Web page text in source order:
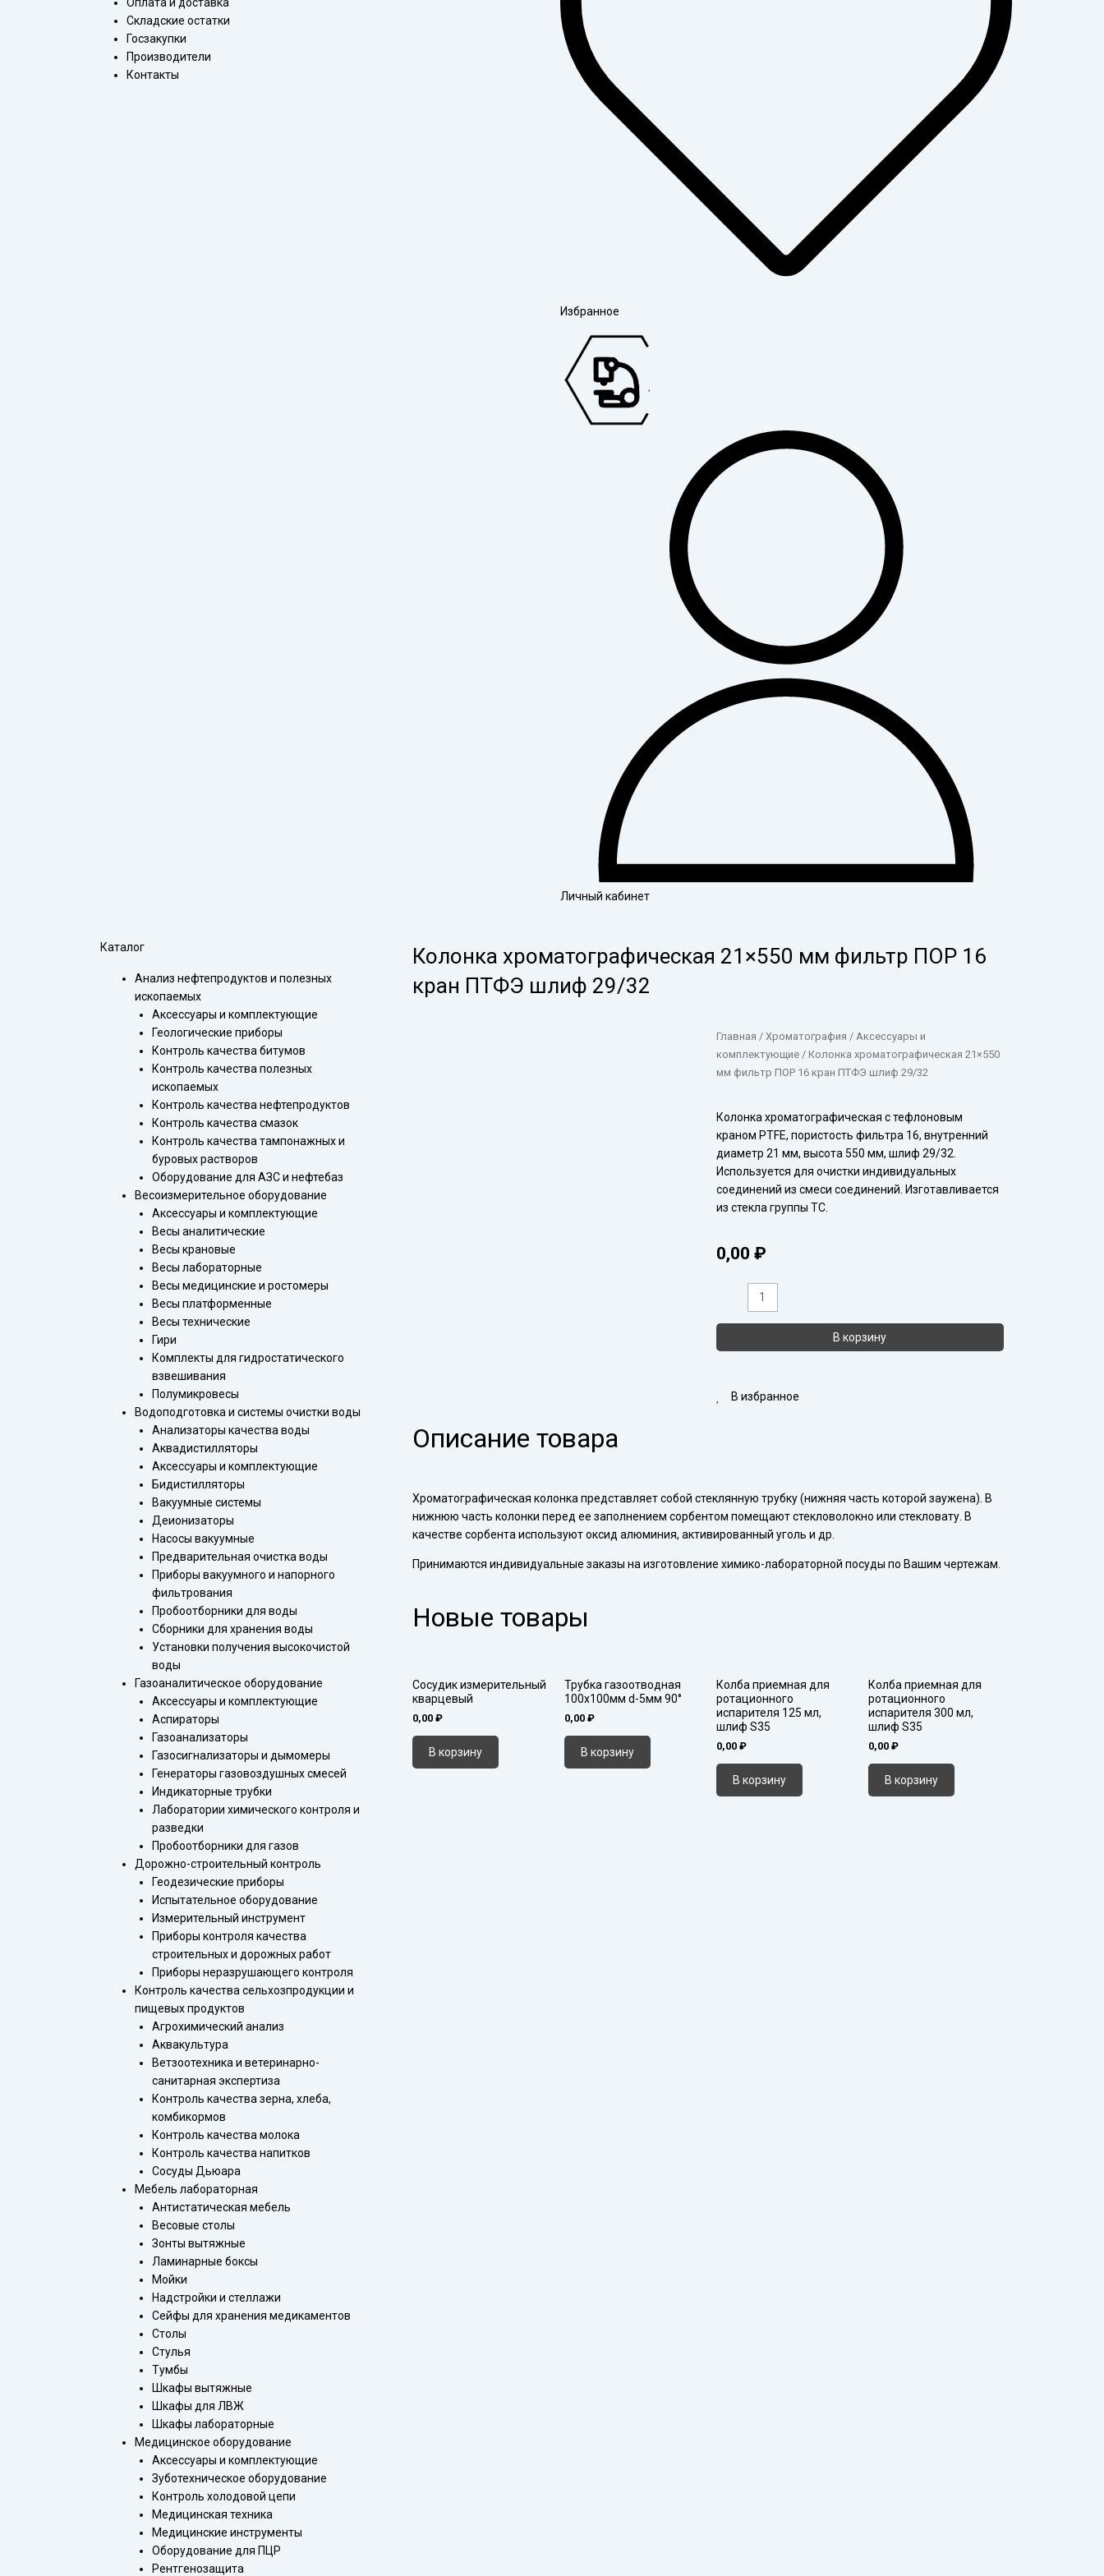
Складские остатки
Госзакупки
Производители
Контакты
Избранное
Личный кабинет
Каталог
Анализ нефтепродуктов и полезных
ископаемых
Аксессуары и комплектующие
Геологические приборы
Контроль качества битумов
Контроль качества полезных
ископаемых
Контроль качества нефтепродуктов
Контроль качества смазок
Контроль качества тампонажных и
буровых растворов
Оборудование для АЗС и нефтебаз
Весоизмерительное оборудование
Аксессуары и комплектующие
Весы аналитические
Весы крановые
Весы лабораторные
Весы медицинские и ростомеры
Весы платформенные
Весы технические
Гири
Комплекты для гидростатического
взвешивания
Полумикровесы
Водоподготовка и системы очистки воды
Анализаторы качества воды
Аквадистилляторы
Аксессуары и комплектующие
Бидистилляторы
Вакуумные системы
Деионизаторы
Насосы вакуумные
Предварительная очистка воды
Приборы вакуумного и напорного
фильтрования
Пробоотборники для воды
Сборники для хранения воды
Установки получения высокочистой
воды
Газоаналитическое оборудование
Аксессуары и комплектующие
Аспираторы
Газоанализаторы
Газосигнализаторы и дымомеры
Генераторы газовоздушных смесей
Индикаторные трубки
Лаборатории химического контроля и
разведки
Пробоотборники для газов
Дорожно-строительный контроль
Геодезические приборы
Испытательное оборудование
Измерительный инструмент
Приборы контроля качества
строительных и дорожных работ
Приборы неразрушающего контроля
Контроль качества сельхозпродукции и
пищевых продуктов
Агрохимический анализ
Аквакультура
Ветзоотехника и ветеринарно-
санитарная экспертиза
Контроль качества зерна, хлеба,
комбикормов
Контроль качества молока
Контроль качества напитков
Сосуды Дьюара
Мебель лабораторная
Антистатическая мебель
Весовые столы
Зонты вытяжные
Ламинарные боксы
Мойки
Надстройки и стеллажи
Сейфы для хранения медикаментов
Столы
Стулья
Тумбы
Шкафы вытяжные
Шкафы для ЛВЖ
Шкафы лабораторные
Медицинское оборудование
Аксессуары и комплектующие
Зуботехническое оборудование
Контроль холодовой цепи
Медицинская техника
Медицинские инструменты
Оборудование для ПЦР
Рентгенозащита
Колонка хроматографическая 21×550 мм фильтр ПОР 16
кран ПТФЭ шлиф 29/32
Главная / Хроматография / Аксессуары и
комплектующие/ Колонка хроматографическая 21×550
мм фильтр ПОР 16 кран ПТФЭ шлиф 29/32
Колонка хроматографическая с тефлоновым
краном PTFE, пористость фильтра 16, внутренний
диаметр 21 мм, высота 550 мм, шлиф 29/32.
Используется для очистки индивидуальных
соединений из смеси соединений. Изготавливается
из стекла группы ТС.
0,00 ₽
Количество
товара
Колонка
хроматографическая
фильтр
29/32
В корзину
В избранное
Описание товара
Хроматографическая колонка представляет собой стеклянную трубку (нижняя часть которой заужена). В
нижнюю часть колонки перед ее заполнением сорбентом помещают стекловолокно или стекловату. В
качестве сорбента используют оксид алюминия, активированный уголь и др.
Принимаются индивидуальные заказы на изготовление химико-лабораторной посуды по Вашим чертежам.
Новые товары
Сосудик измерительный
кварцевый
0,00 ₽
В корзину
Трубка газоотводная
100х100мм d-5мм 90°
0,00 ₽
В корзину
Колба приемная для
ротационного
испарителя 125 мл,
шлиф S35
0,00 ₽
В корзину
Колба приемная для
ротационного
испарителя 300 мл,
шлиф S35
0,00 ₽
В корзину